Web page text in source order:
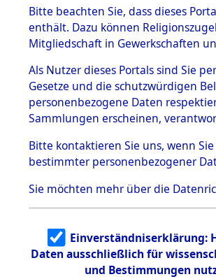
BESTÄNDE
1.
mente
5. Verschiedenes
5.3
Todesmärsche
5.3.1 Alliierte
Erhebungen
zu
Todesmärsch
en
5.3.2
Identifizierun
g
5.3.3
Todesmärsch
Bitte beachten Sie, dass dieses
enthält. Dazu können
Mitgliedschaft in Gewerkschaften
Als Nutzer dieses Portals sind Sie
Gesetze und die schutzwürdigen
personenbezogene Daten
Sammlungen erscheinen,
Bitte kontaktieren Sie uns, wenn
bestimmter personenbezogener
Sie möchten mehr über die
Einverständniserklärung:
Daten ausschließlich für
und Bestimmungen